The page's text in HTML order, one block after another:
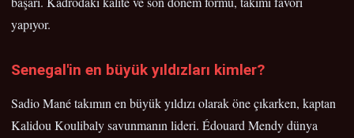
yapıyor.
Senegal'in en büyük yıldızları kimler?
Sadio Mané takımın en büyük yıldızı olarak öne çıkarken, kaptan
Kalidou Koulibaly savunmanın lideri. Édouard Mendy dünya